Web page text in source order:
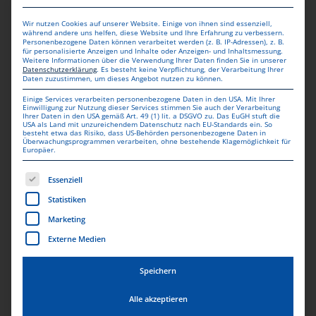
KOSTENLOSE
LIEFERUNG
Lieferung erfolgt innerhalb von 1-3 Werktagen nach
Bearbeitung.
Wir nutzen Cookies auf unserer Website. Einige von ihnen sind essenziell,
während andere uns helfen, diese Website und Ihre Erfahrung zu verbessern.
Personenbezogene Daten können verarbeitet werden (z. B. IP-Adressen), z. B.
für personalisierte Anzeigen und Inhalte oder Anzeigen- und Inhaltsmessung.
Weitere Informationen über die Verwendung Ihrer Daten finden Sie in unserer
Datenschutzerklärung. Es besteht keine Verpflichtung, der Verarbeitung Ihrer
Daten zuzustimmen, um dieses Angebot nutzen zu können.
Einige Services verarbeiten personenbezogene Daten in den USA. Mit Ihrer
Einwilligung zur Nutzung dieser Services stimmen Sie auch der Verarbeitung
Ihrer Daten in den USA gemäß Art. 49 (1) lit. a DSGVO zu. Das EuGH stuft die
USA als Land mit unzureichendem Datenschutz nach EU-Standards ein. So
besteht etwa das Risiko, dass US-Behörden personenbezogene Daten in
Überwachungsprogrammen verarbeiten, ohne bestehende Klagemöglichkeit für
Europäer.
Es folgt eine Liste der Service-Gruppen, für die eine
Essenziell
Statistiken
Marketing
Externe Medien
Speichern
Alle akzeptieren